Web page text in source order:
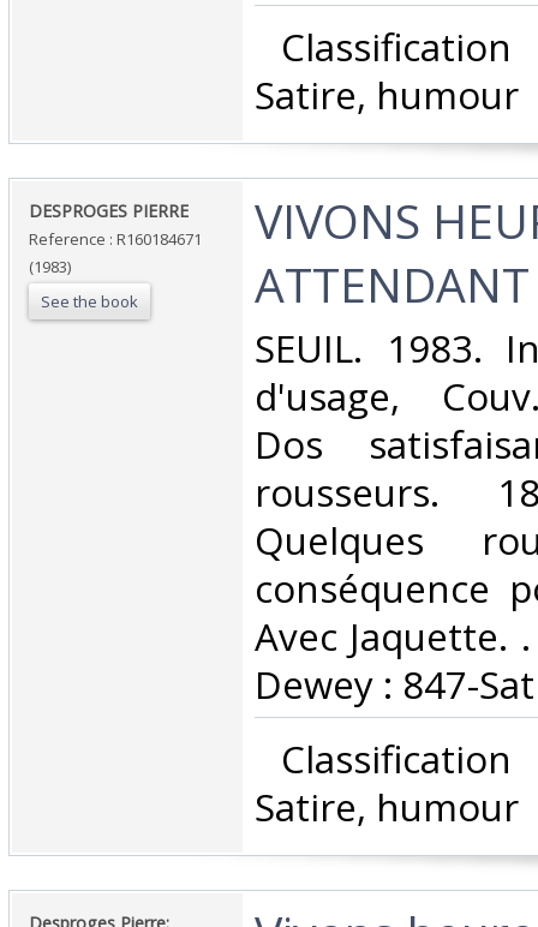
Satire, humour‎
‎DESPROGES PIERRE‎
Reference : R160184671
(1983)
See the book
‎VIVONS
‎SEUIL. 1983.
d'usage,
Dos
rousseurs.
Quelques
conséquence
Avec Jaquette.
Dewey : 847-
Satire, humour‎